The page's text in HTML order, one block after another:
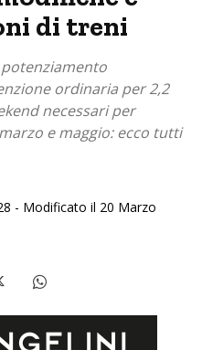
di treni
ordinaria per 2,2
necessari per
e maggio: ecco tutti
- Modificato il 20 Marzo